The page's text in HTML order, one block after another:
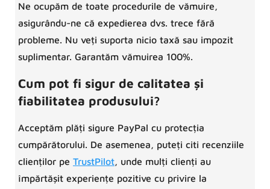
Ne ocupăm de toate procedurile de vămuire,
asigurându-ne că expedierea dvs. trece fără
probleme. Nu veți suporta nicio taxă sau impozit
suplimentar. Garantăm vămuirea 100%.
Cum pot fi sigur de calitatea și
fiabilitatea produsului?
Acceptăm plăți sigure PayPal cu protecția
cumpărătorului. De asemenea, puteți citi recenziile
clienților pe TrustPilot, unde mulți clienți au
împărtășit experiențe pozitive cu privire la